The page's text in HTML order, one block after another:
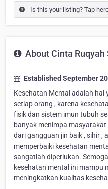
Is this your listing? Tap
About Cinta Ruqyah
Established September
Kesehatan Mental adalah
setiap orang , karena
fisik dan sistem imun tubuh
banyak menimpa
dari gangguan jin baik , sihir ,
memperbaiki kesehatan
sangatlah diperlukan.
kesehatan mental ini
meningkatkan kualitas